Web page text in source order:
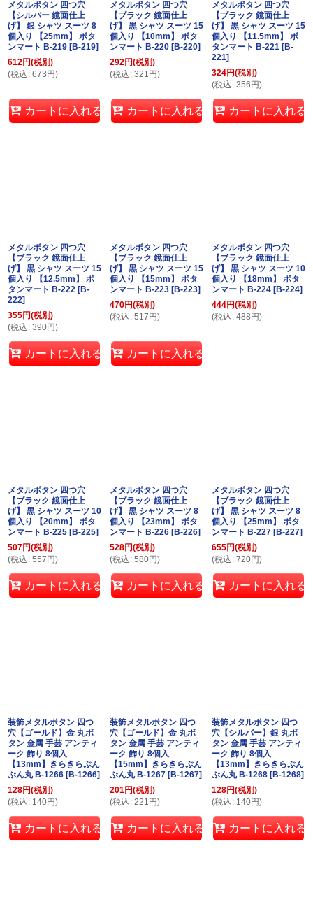
メタルボタン 四つ穴
【シルバー 鏡面仕上
げ】 銀 シャツ スーツ 8
個入り 【25mm】 ボタ
ンマート B-219 [B-219]
612円(税別)
(税込 : 673 円)
カートに入れる
メタルボタン 四つ穴
【ブラック 鏡面仕上
げ】 黒 シャツ スーツ 15
個入り 【10mm】 ボタ
ンマート B-220 [B-220]
292円(税別)
(税込 : 321 円)
カートに入れる
メタルボタン 四つ穴
【ブラック 鏡面仕上
げ】 黒 シャツ スーツ 15
個入り 【11.5mm】 ボ
タンマート B-221 [B-
221]
324円(税別)
(税込 : 356 円)
カートに入れる
メタルボタン 四つ穴
【ブラック 鏡面仕上
げ】 黒 シャツ スーツ 15
個入り 【12.5mm】 ボ
タンマート B-222 [B-
222]
355円(税別)
(税込 : 390円)
カートに入れる
メタルボタン 四つ穴
【ブラック 鏡面仕上
げ】 黒 シャツ スーツ 15
個入り 【15mm】 ボタ
ンマート B-223 [B-223]
470円(税別)
(税込 : 517 円)
カートに入れる
メタルボタン 四つ穴
【ブラック 鏡面仕上
げ】 黒 シャツ スーツ 10
個入り 【18mm】 ボタ
ンマート B-224 [B-224]
444円(税別)
(税込 : 488 円)
メタルボタン 四つ穴
【ブラック 鏡面仕上
げ】 黒 シャツ スーツ 10
個入り 【20mm】 ボタ
ンマート B-225 [B-225]
507円(税別)
(税込 : 557 円)
カートに入れる
メタルボタン 四つ穴
【ブラック 鏡面仕上
げ】 黒 シャツ スーツ 8
個入り 【23mm】 ボタ
ンマート B-226 [B-226]
528円(税別)
(税込 : 580円)
カートに入れる
メタルボタン 四つ穴
【ブラック 鏡面仕上
げ】 黒 シャツ スーツ 8
個入り 【25mm】 ボタ
ンマート B-227 [B-227]
655円(税別)
(税込 : 720円)
カートに入れる
装飾メタルボタン 四つ
穴【ゴールド】金 丸ボ
タン 金属 手芸 アンティ
ーク 飾り 8個入
【13mm】きらきらぷん
ぷん丸 B-1266 [B-1266]
128円(税別)
(税込 : 140円)
カートに入れる
装飾メタルボタン 四つ
穴【ゴールド】金 丸ボ
タン 金属 手芸 アンティ
ーク 飾り 8個入
【15mm】きらきらぷん
ぷん丸 B-1267 [B-1267]
201円(税別)
(税込 : 221 円)
カートに入れる
装飾メタルボタン 四つ
穴【シルバー】銀 丸ボ
タン 金属 手芸 アンティ
ーク 飾り 8個入
【13mm】きらきらぷん
ぷん丸 B-1268 [B-1268]
128円(税別)
(税込 : 140円)
カートに入れる